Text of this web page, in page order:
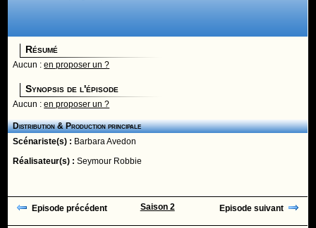
Résumé
Aucun :en proposer un ?
Synopsis de l'épisode
Aucun :en proposer un ?
Distribution & Production principale
Scénariste(s) : Barbara Avedon
Réalisateur(s) :Seymour Robbie
Episode précédent Saison 2 Episode suivant